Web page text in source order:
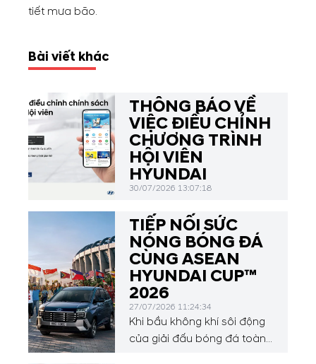
tiết mưa bão.
Bài viết khác
THÔNG BÁO VỀ
VIỆC ĐIỀU CHỈNH
CHƯƠNG TRÌNH
HỘI VIÊN
HYUNDAI
30/07/2026 13:07:18
TIẾP NỐI SỨC
NÓNG BÓNG ĐÁ
CÙNG ASEAN
HYUNDAI CUP™
2026
27/07/2026 11:24:34
Khi bầu không khí sôi động
của giải đấu bóng đá toàn